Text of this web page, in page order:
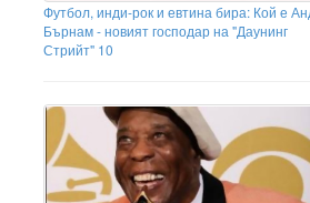
Футбол, инди-рок и евтина бира: Кой е
Бърнам - новият господар на "Даунинг
Стрийт" 10